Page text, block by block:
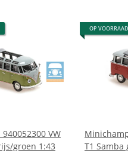
VW
groen 1:43
OP VOORRAAD
T1 Samba